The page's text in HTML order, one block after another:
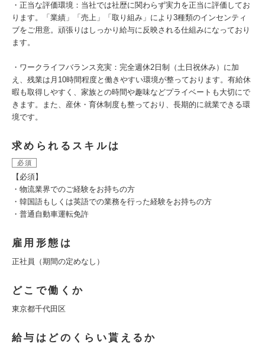
・正当な評価環境：当社では社歴に関わらず実力を正当に評価してお
ります。「業績」「売上」「取り組み」により3種類のインセンティ
ブをご用意。頑張りはしっかり給与に反映される仕組みになっており
ます。
・ワークライフバランス充実：完全週休2日制（土日祝休み）に加
え、残業は月10時間程度と働きやすい環境が整っております。有給休
暇も取得しやすく、家族との時間や趣味などプライベートも大切にで
きます。また、産休・育休制度も整っており、長期的に就業できる環
境です。
求められるスキルは
必須
【必須】
・物流業界でのご経験をお持ちの方
・韓国語もしくは英語での業務を行った経験をお持ちの方
・普通自動車運転免許
雇用形態は
正社員（期間の定めなし）
どこで働くか
東京都千代田区
給与はどのくらい貰えるか